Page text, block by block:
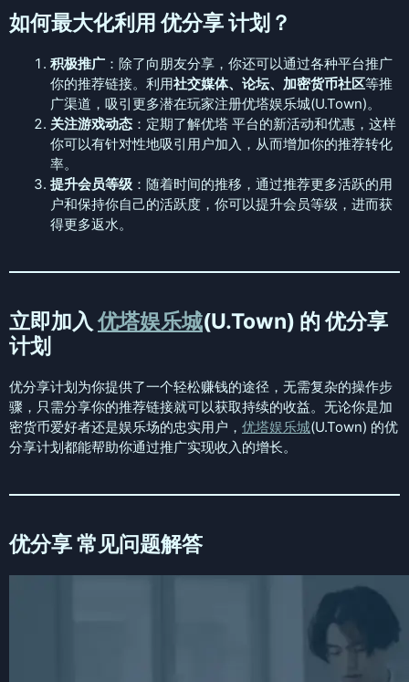
如何最大化利用 优分享 计划？
积极推广 ：除了向朋友分享，你还可以通过各种平台推广
你的推荐链接。利用社交媒体、论坛、加密货币社区等推
广渠道，吸引更多潜在玩家注册优塔娱乐城(U.Town)。
关注游戏动态 ：定期了解优塔 平台的新活动和优惠，这样
你可以有针对性地吸引用户加入，从而增加你的推荐转化
率。
提升会员等级 ：随着时间的推移，通过推荐更多活跃的用
户和保持你自己的活跃度，你可以提升会员等级，进而获
得更多返水。
立即加入 优塔娱乐城(U.Town) 的 优分享
计划
优分享计划为你提供了一个轻松赚钱的途径，无需复杂的操作步
骤，只需分享你的推荐链接就可以获取持续的收益。无论你是加
密货币爱好者还是娱乐场的忠实用户， 优塔娱乐城(U.Town) 的优
分享计划都能帮助你通过推广实现收入的增长。
优分享 常见问题解答